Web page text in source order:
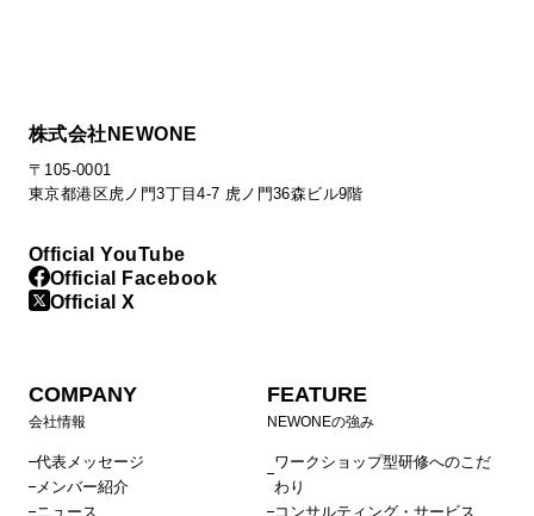
株式会社NEWONE
〒105-0001
東京都港区虎ノ門3丁目4-7 虎ノ門36森ビル9階
Official YouTube
Official Facebook
Official X
COMPANY
会社情報
代表メッセージ
メンバー紹介
ニュース
FEATURE
NEWONEの強み
ワークショップ型研修へのこだ
わり
コンサルティング・サービス